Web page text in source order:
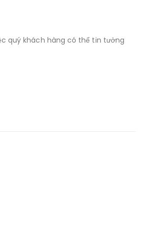
quý khách hàng có thể tin tưởng